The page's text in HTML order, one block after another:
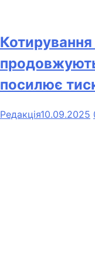
посилює
Редакція10.09.2025